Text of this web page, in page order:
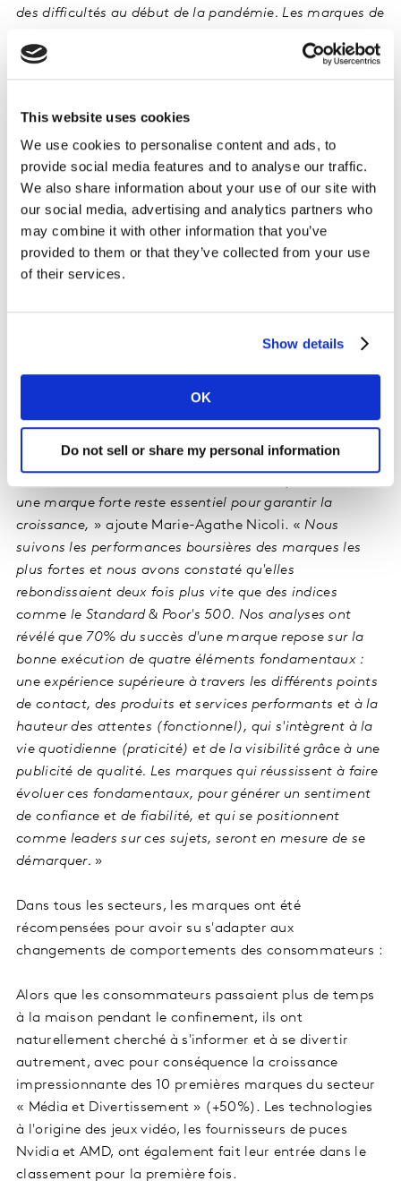
This website uses cookies
We use cookies to personalise content and ads, to
provide social media features and to analyse our traffic.
We also share information about your use of our site with
our social media, advertising and analytics partners who
may combine it with other information that you’ve
provided to them or that they’ve collected from your use
of their services.
Show details
OK
Do not sell or share my personal information
des difficultés au début de la pandémie. Les marques de
le classement que les marques du secteur média et
divertissement. En concentrant leur énergie, les
croissance malgré les confinements et le recul des
voyages.»
Analyse Kantar
une marque forte reste essentiel pour garantir la
croissance, » ajoute Marie-Agathe Nicoli. «Nous
suivons les performances boursières des marques les
plus fortes et nous avons constaté qu'elles
rebondissaient deux fois plus vite que des indices
comme le Standard & Poor's 500. Nos analyses ont
révélé que 70% du succès d'une marque repose sur la
bonne exécution de quatre éléments fondamentaux :
une expérience supérieure à travers les différents points
de contact, des produits et services performants et à la
hauteur des attentes (fonctionnel), qui s'intègrent à la
vie quotidienne (praticité) et de la visibilité grâce à une
publicité de qualité. Les marques qui réussissent à faire
évoluer ces fondamentaux, pour générer un sentiment
de confiance et de fiabilité, et qui se positionnent
comme leaders sur ces sujets, seront en mesure de se
démarquer. »
Dans tous les secteurs, les marques ont été
récompensées pour avoir su s'adapter aux
changements de comportements des consommateurs :
Alors que les consommateurs passaient plus de temps
à la maison pendant le confinement, ils ont
naturellement cherché à s'informer et à se divertir
autrement, avec pour conséquence la croissance
impressionnante des 10 premières marques du secteur
« Média et Divertissement » (+50%). Les technologies
à l'origine des jeux vidéo, les fournisseurs de puces
Nvidia et AMD, ont également fait leur entrée dans le
classement pour la première fois.